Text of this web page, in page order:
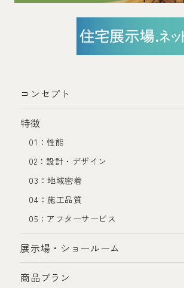
コンセプト
特徴
01：性能
02：設計・デザイン
03：地域密着
04：施工品質
05：アフターサービス
展示場・ショールーム
商品プラン